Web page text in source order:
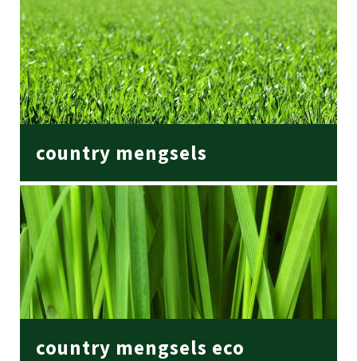
country mengsels
country mengsels eco